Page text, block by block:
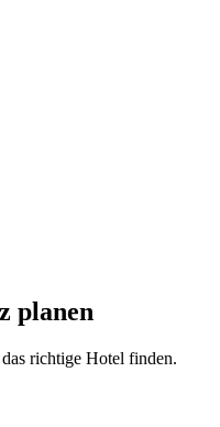
planen
richtige Hotel finden.